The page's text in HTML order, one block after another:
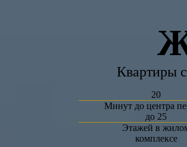
Квартиры
20
Минут до центра
до 25
Этажей в
комплексе